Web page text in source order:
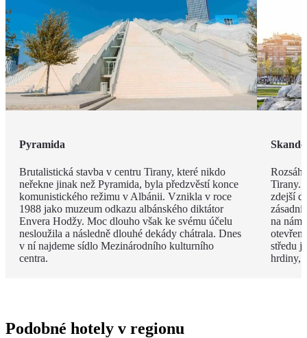
Pyramida
Brutalistická stavba v centru Tirany, které nikdo
neřekne jinak než Pyramida, byla předzvěstí konce
komunistického režimu v Albánii. Vznikla v roce
1988 jako muzeum odkazu albánského diktátor
Envera Hodžy. Moc dlouho však ke svému účelu
nesloužila a následně dlouhé dekády chátrala. Dnes
v ní najdeme sídlo Mezinárodního kulturního
centra.
Tirany.
zdejší
na
středu
hrdiny,
Podobné hotely v regionu